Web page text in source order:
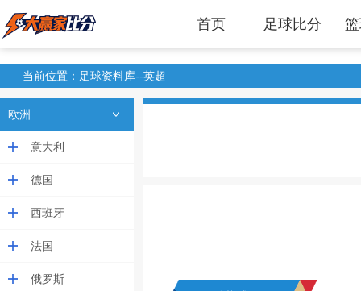
首页 足球比分
当前位置：足球资料库--英超
欧洲
意大利
德国
西班牙
法国
俄罗斯